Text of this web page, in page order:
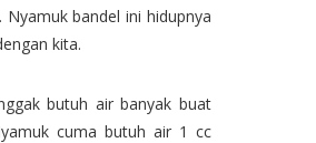
Nyamuk bandel ini hidupnya
kita.
butuh air banyak buat
cuma butuh air 1 cc